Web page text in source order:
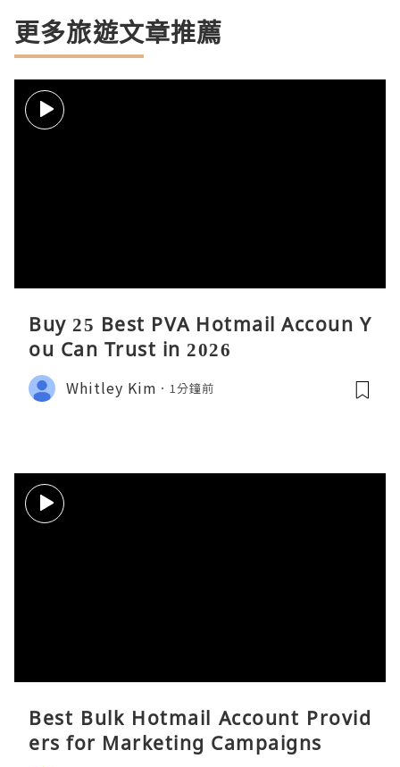
更多旅遊文章推薦
Buy 25 Best PVA Hotmail Accoun Y
ou Can Trust in 2026
Whitley Kim 1分鐘前
Best Bulk Hotmail Account Provid
ers for Marketing Campaigns